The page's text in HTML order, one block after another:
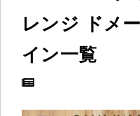
レンジ ドメ
イン一覧